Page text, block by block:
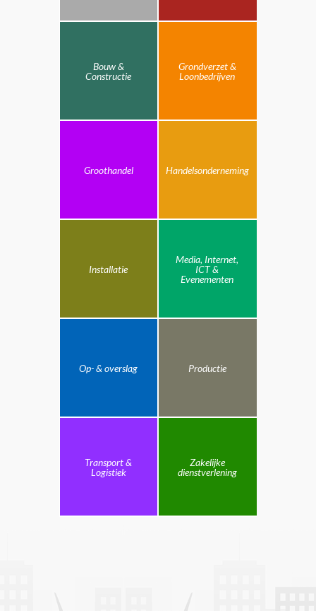
Bouw &
Constructie
Grondverzet &
Loonbedrijven
Groothandel Handelsonderneming
Installatie
Media, Internet,
ICT &
Evenementen
Op- & overslag Productie
Transport &
Logistiek
Zakelijke
dienstverlening